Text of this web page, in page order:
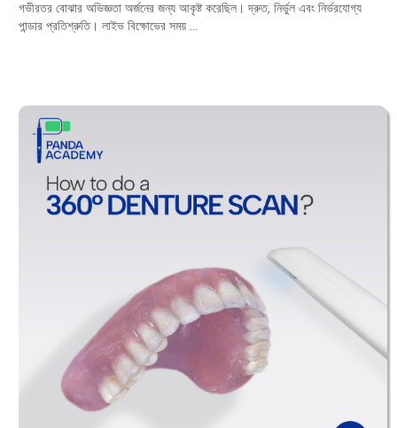
গভীরতর বোঝার অভিজ্ঞতা অর্জনের জন্য আকৃষ্ট করেছিল। দ্রুত, নির্ভুল এবং নির্ভরযোগ্য
পান্ডার প্রতিশ্রুতি। লাইভ বিক্ষোভের সময় ...